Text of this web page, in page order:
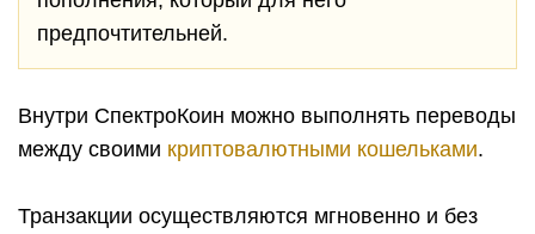
предпочтительней.
Внутри СпектроКоин можно выполнять переводы
между своими криптовалютными кошельками.
Транзакции осуществляются мгновенно и без